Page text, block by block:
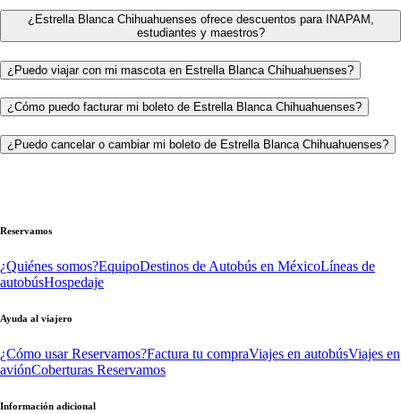
¿Estrella Blanca Chihuahuenses ofrece descuentos para INAPAM,
estudiantes y maestros?
¿Puedo viajar con mi mascota en Estrella Blanca Chihuahuenses?
¿Cómo puedo facturar mi boleto de Estrella Blanca Chihuahuenses?
¿Puedo cancelar o cambiar mi boleto de Estrella Blanca Chihuahuenses?
Reservamos
¿Quiénes somos?EquipoDestinos de Autobús en MéxicoLíneas de
autobúsHospedaje
Ayuda al viajero
¿Cómo usar Reservamos?Factura tu compraViajes en autobúsViajes en
aviónCoberturas Reservamos
Información adicional